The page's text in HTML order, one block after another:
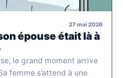
27 mai 2026
épouse était là à
le grand moment arrive
femme s’attend à une